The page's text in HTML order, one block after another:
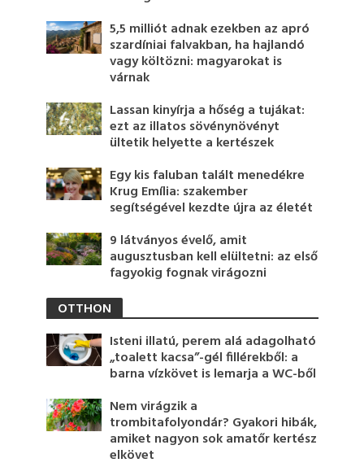
5,5 milliót adnak ezekben az apró
szardíniai falvakban, ha hajlandó
vagy költözni: magyarokat is
várnak
Lassan kinyírja a hőség a tujákat:
ezt az illatos sövénynövényt
ültetik helyette a kertészek
Egy kis faluban talált menedékre
Krug Emília: szakember
segítségével kezdte újra az életét
9 látványos évelő, amit
augusztusban kell elültetni: az első
fagyokig fognak virágozni
OTTHON
Isteni illatú, perem alá adagolható
„toalett kacsa”-gél fillérekből: a
barna vízkövet is lemarja a WC-ből
Nem virágzik a
trombitafolyondár? Gyakori hibák,
amiket nagyon sok amatőr kertész
elkövet